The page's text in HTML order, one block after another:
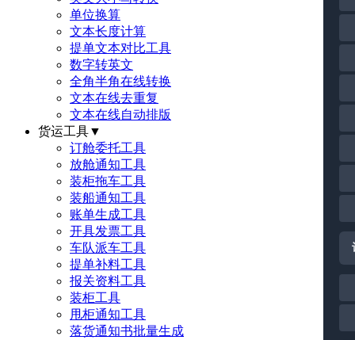
单位换算
文本长度计算
提单文本对比工具
数字转英文
全角半角在线转换
文本在线去重复
文本在线自动排版
货运工具▼
订舱委托工具
放舱通知工具
装柜拖车工具
装船通知工具
账单生成工具
开具发票工具
车队派车工具
提单补料工具
报关资料工具
装柜工具
甩柜通知工具
落货通知书批量生成